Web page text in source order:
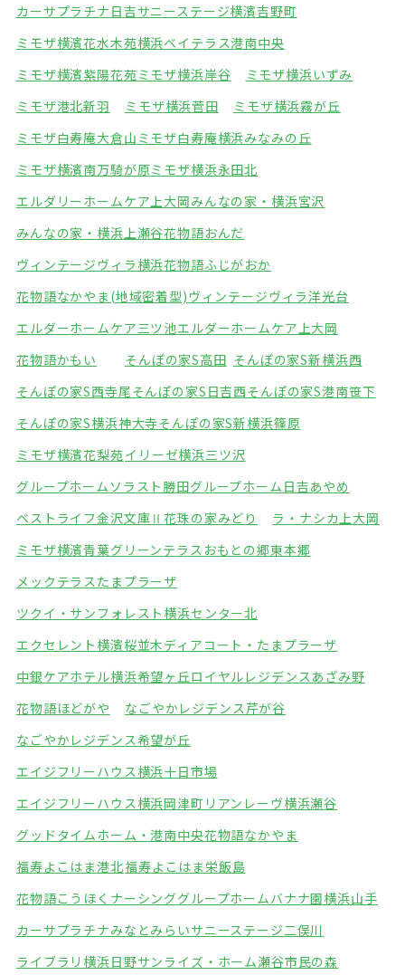
カーサプラチナ日吉サニーステージ横濱吉野町
ミモザ横濱花水木苑横浜ベイテラス港南中央
ミモザ横濱紫陽花苑ミモザ横浜岸谷
ミモザ横浜いずみ
ミモザ港北新羽
ミモザ横浜菅田
ミモザ横浜霧が丘
ミモザ白寿庵大倉山 ミモザ白寿庵横浜みなみの丘
ミモザ横濱南万騎が原ミモザ横浜永田北
エルダリーホームケア上大岡みんなの家・横浜宮沢
みんなの家・横浜上瀬谷花物語おんだ
ヴィンテージヴィラ横浜花物語ふじがおか
花物語なかやま(地域密着型)ヴィンテージヴィラ洋光台
エルダーホームケア三ツ池エルダーホームケア上大岡
花物語かもい
そんぽの家S高田 そんぽの家S新横浜西
そんぽの家S西寺尾そんぽの家S日吉西そんぽの家S港南笹下
そんぽの家S横浜神大寺そんぽの家S新横浜篠原
ミモザ横濱花梨苑イリーゼ横浜三ツ沢
グループホームソラスト勝田グループホーム日吉あやめ
ベストライフ金沢文庫Ⅱ花珠の家みどり
ラ・ナシカ上大岡
ミモザ横濱青葉グリーンテラス おもとの郷東本郷
メックテラスたまプラーザ
ツクイ・サンフォレスト横浜センター北
エクセレント横濱桜並木ディアコート・たまプラーザ
中銀ケアホテル横浜希望ヶ丘ロイヤルレジデンスあざみ野
花物語ほどがや
なごやかレジデンス芹が谷
なごやかレジデンス希望が丘
エイジフリーハウス横浜十日市場
エイジフリーハウス横浜岡津町 リアンレーヴ横浜瀬谷
グッドタイムホーム・港南中央花物語なかやま
福寿よこはま港北福寿よこはま栄飯島
花物語こうほくナーシンググループホームバナナ園横浜山手
カーサプラチナみなとみらいサニーステージ二俣川
ライブラリ横浜日野サンライズ・ホーム瀬谷市民の森